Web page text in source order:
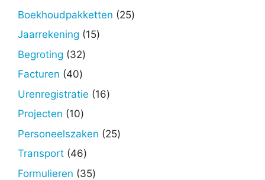
Boekhoudpakketten 2525
Jaarrekening 1515
Begroting 3232
Facturen 4040
producten
Urenregistratie 1616
Projecten 1010
producten
Personeelszaken 2525
Transport 4646
producten
Formulieren 3535